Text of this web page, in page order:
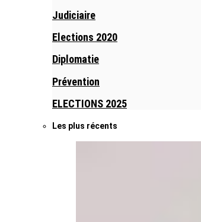
Judiciaire
Elections 2020
Diplomatie
Prévention
ELECTIONS 2025
Les plus récents